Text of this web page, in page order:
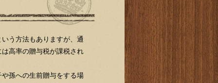
う方法もありますが、通
高率の贈与税が課税され
孫への生前贈与をする場